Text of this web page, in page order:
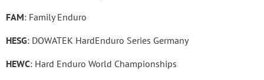
FAM: Family Enduro
HESG: DOWATEK HardEnduro Series Germany
HEWC: Hard Enduro World Championships